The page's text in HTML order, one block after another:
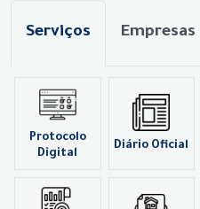
Serviços Empresas
Protocolo
Digital
Diário Oficial